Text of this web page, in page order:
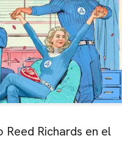
Richards en el